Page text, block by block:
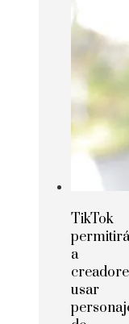
TikTok
permitirá
a
usar